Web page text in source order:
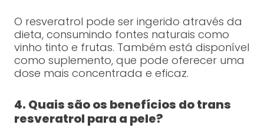
O resveratrol pode ser ingerido através da
dieta, consumindo fontes naturais como
vinho tinto e frutas. Também está disponível
como suplemento, que pode oferecer uma
dose mais concentrada e eficaz.
4. Quais são os benefícios do trans
resveratrol para a pele?